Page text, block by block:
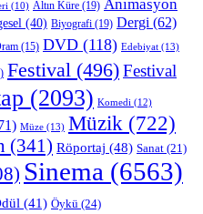
(10) Altın Küre (19) Animasyon
(40) Biyografi (19) Dergi (62)
(15) DVD (118) Edebiyat (13)
Festival (496)Festival
(2093) Komedi (12)
Müze (13) Müzik (722)
(341) Röportaj (48) Sanat (21)
Sinema (6563)
(41) Öykü (24)